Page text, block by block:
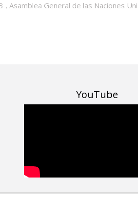
,Asamblea General de las Naciones
YouTube